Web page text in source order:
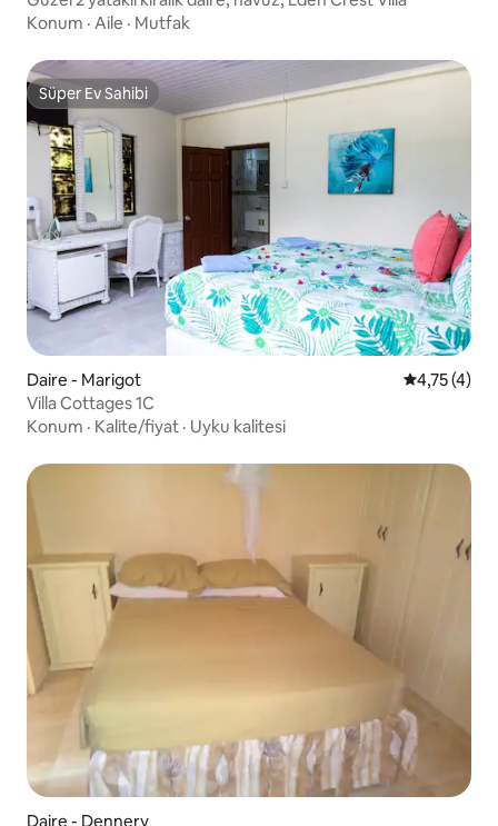
Konum · Aile · Mutfak
Süper Ev Sahibi
Süper Ev Sahibi
Daire - Marigot 54,75 (4)
Villa Cottages 1C
Konum · Kalite/fiyat · Uyku kalitesi
Daire - Dennery